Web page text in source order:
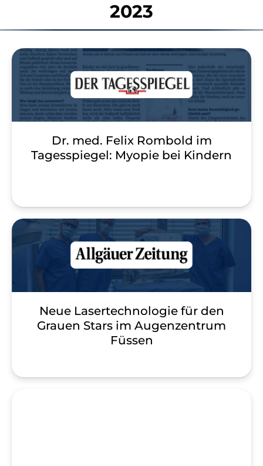
2023
Dr. med. Felix Rombold im
Tagesspiegel: Myopie bei Kindern
Neue Lasertechnologie für den
Grauen Stars im Augenzentrum
Füssen